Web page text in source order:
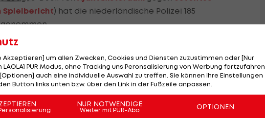
Spielbericht) hat die niederländische Polizei 185
Gewalttaten noch in Haft, teilte die Polizei am
bereits in der Nacht freigelassen worden.
auch vereinzelte gewalttätige Zusammenstöße mit
Beamten mit Steinen beworfen. Fünf Beamte wurden
Die Polizei hatte Wasserwerfer eingesetzt.
Akzeptieren] um allen Zwecken, Cookies und Diensten zuzustimmen oder [Nur
PUR Modus, ohne Tracking uns Peronsalisierung von Werbung fortzufahren.
auch eine individuelle Auswahl zu treffen. Sie können Ihre Einstellungen
Button links unten bzw. über den Link in der Fußzeile anpassen.
NUR NOTWENDIGE
Weiter mit PUR-Abo OPTIONEN